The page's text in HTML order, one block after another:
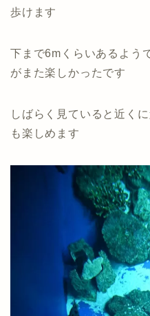
歩けます
下まで6mくらいあるよう
がまた楽しかったです
しばらく見ていると近く
も楽しめます